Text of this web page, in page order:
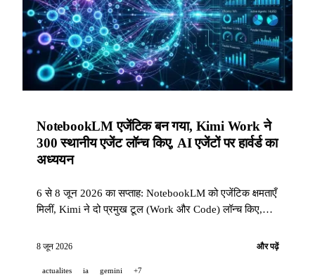
NotebookLM एजेंटिक बन गया, Kimi Work ने
300 स्थानीय एजेंट लॉन्च किए, AI एजेंटों पर हार्वर्ड का
अध्ययन
6 से 8 जून 2026 का सप्ताह: NotebookLM को एजेंटिक क्षमताएँ
मिलीं, Kimi ने दो प्रमुख टूल (Work और Code) लॉन्च किए,
प्रकाशित किया जिसमें स्वायत्त एजेंटों की मदद से -87% समय और
8 जून 2026 और पढ़ें
actualites ia gemini +7